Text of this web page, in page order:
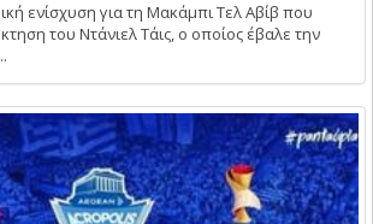
ενίσχυση για τη Μακάμπι Τελ Αβίβ που
του Ντάνιελ Τάις, ο οποίος έβαλε την